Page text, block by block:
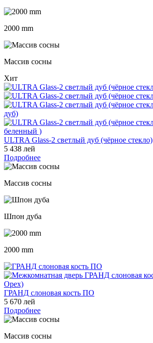
2000 mm
Массив сосны
Хит
ULTRA Glass-2 светлый дуб (чёрное стекло)
5 438 лей
Подробнее
Массив сосны
Шпон дуба
2000 mm
ГРАНД слоновая кость ПО
5 670 лей
Подробнее
Массив сосны